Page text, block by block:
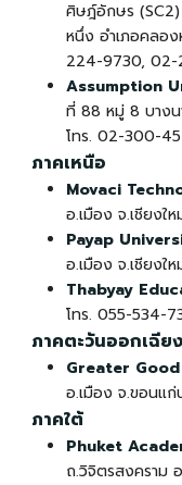
ศิษฎ์อักษร
หนึ่ง อำเภอคลอ
224-9730, 02-
Assumption
ที่ 88 หมู่ 8 บางน
โทร. 02-300-
ภาคเหนือ
Movaci
อ.เมือง จ.เชียงใ
Payap
อ.เมือง จ.เชียงใ
Thabyay
โทร. 055-534-
ภาคตะวันออกเฉีย
Greater
อ.เมือง จ.ขอนแ
ภาคใต้
Phuket
ถ.วิจิตรสงคราม